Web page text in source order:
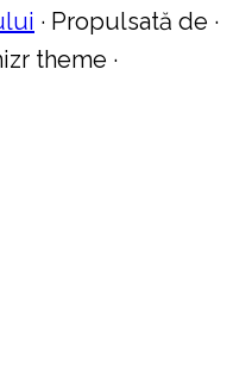
· Propulsată de ·
theme ·